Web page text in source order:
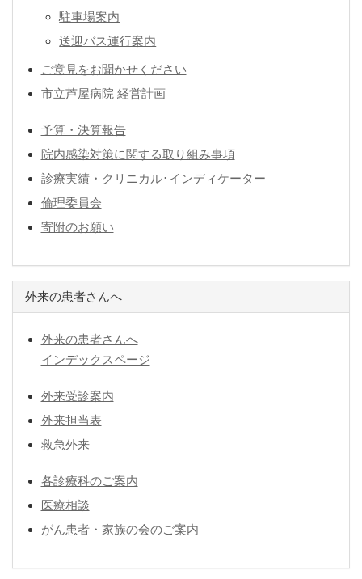
駐車場案内
送迎バス運行案内
ご意見をお聞かせください
市立芦屋病院 経営計画
予算・決算報告
院内感染対策に関する取り組み事項
診療実績・クリニカル･インディケーター
倫理委員会
寄附のお願い
外来の患者さんへ
外来の患者さんへ
インデックスページ
外来受診案内
外来担当表
救急外来
各診療科のご案内
医療相談
がん患者・家族の会のご案内